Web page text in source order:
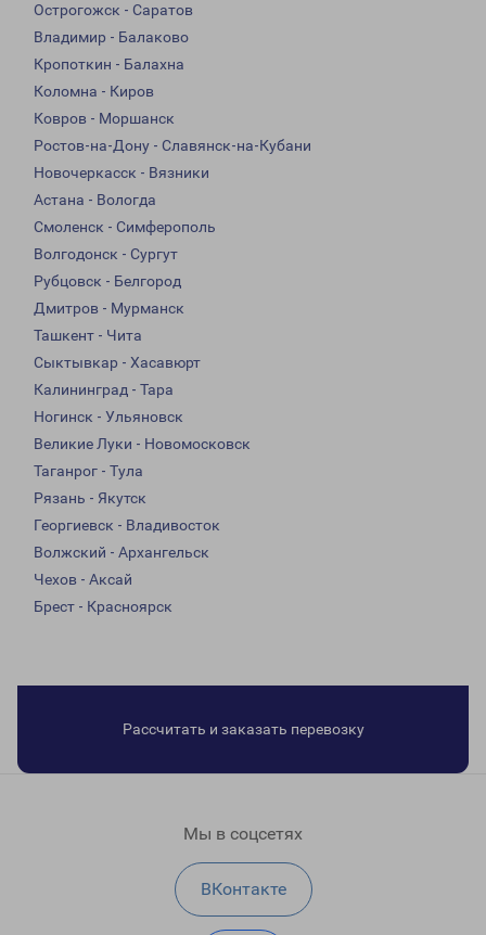
Острогожск - Саратов
Владимир - Балаково
Кропоткин - Балахна
Коломна - Киров
Ковров - Моршанск
Ростов-на-Дону - Славянск-на-Кубани
Новочеркасск - Вязники
Астана - Вологда
Смоленск - Симферополь
Волгодонск - Сургут
Рубцовск - Белгород
Дмитров - Мурманск
Ташкент - Чита
Сыктывкар - Хасавюрт
Калининград - Тара
Ногинск - Ульяновск
Великие Луки - Новомосковск
Таганрог - Тула
Рязань - Якутск
Георгиевск - Владивосток
Волжский - Архангельск
Чехов - Аксай
Брест - Красноярск
Рассчитать и заказать перевозку
Мы в соцсетях
ВКонтакте